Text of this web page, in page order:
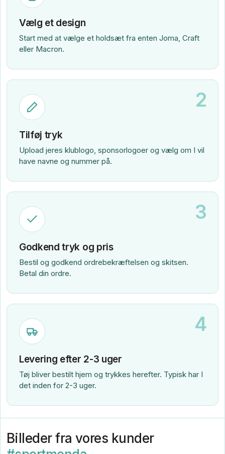
Vælg et design
Start med at vælge et holdsæt fra enten Joma, Craft
eller Macron.
2
Tilføj tryk
Upload jeres klublogo, sponsorlogoer og vælg om I vil
have navne og nummer på.
3
Godkend tryk og pris
Bestil og godkend ordrebekræftelsen og skitsen.
Betal din ordre.
4
Levering efter 2-3 uger
Tøj bliver bestilt hjem og trykkes herefter. Typisk har I
det inden for 2-3 uger.
Billeder fra vores kunder